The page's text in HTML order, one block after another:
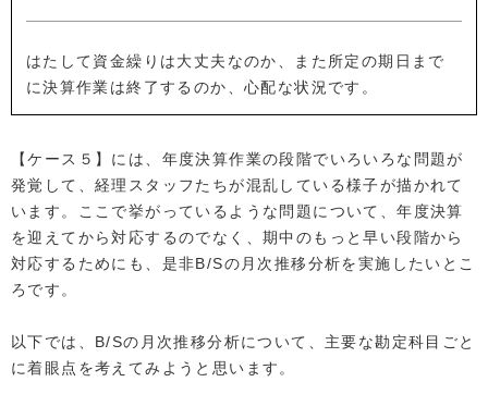
はたして資金繰りは大丈夫なのか、また所定の期日まで
に決算作業は終了するのか、心配な状況です。
【ケース５】には、年度決算作業の段階でいろいろな問題が
発覚して、経理スタッフたちが混乱している様子が描かれて
います。ここで挙がっているような問題について、年度決算
を迎えてから対応するのでなく、期中のもっと早い段階から
対応するためにも、是非B/Sの月次推移分析を実施したいとこ
ろです。
以下では、B/Sの月次推移分析について、主要な勘定科目ごと
に着眼点を考えてみようと思います。